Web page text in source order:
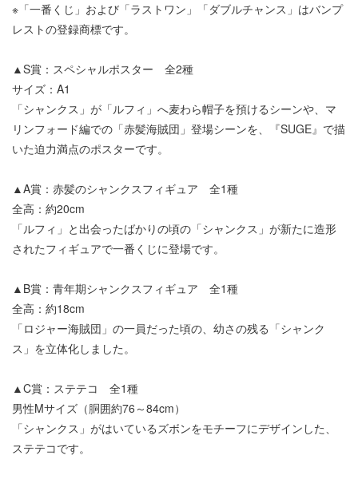
※「一番くじ」および「ラストワン」「ダブルチャンス」はバンプ
レストの登録商標です。
▲S賞：スペシャルポスター 全2種
サイズ：A1
「シャンクス」が「ルフィ」へ麦わら帽子を預けるシーンや、マ
リンフォード編での「赤髪海賊団」登場シーンを、『SUGE』で描
いた迫力満点のポスターです。
▲A賞：赤髪のシャンクスフィギュア 全1種
全高：約20cm
「ルフィ」と出会ったばかりの頃の「シャンクス」が新たに造形
されたフィギュアで一番くじに登場です。
▲B賞：青年期シャンクスフィギュア 全1種
全高：約18cm
「ロジャー海賊団」の一員だった頃の、幼さの残る「シャンク
ス」を立体化しました。
▲C賞：ステテコ 全1種
男性Mサイズ（胴囲約76～84cm）
「シャンクス」がはいているズボンをモチーフにデザインした、
ステテコです。